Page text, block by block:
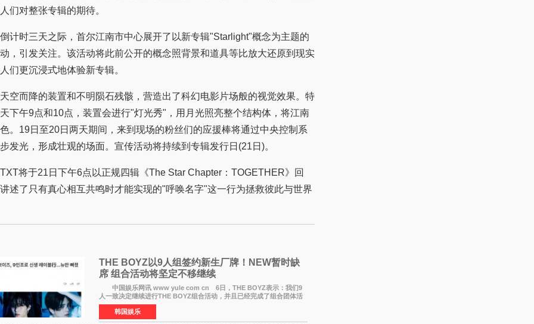
们对整张专辑的期待。
时三天之际，首尔江南市中心展开了以新专辑"Starlight"概念为主题的
，引发关注。该活动将此前公开的概念照背景和道具等比放大还原到现实
们更沉浸式地体验新专辑。
降的装置和不明陨石残骸，营造出了科幻电影片场般的视觉效果。特
下午9点和10点，装置会进行"灯光秀"，用月光照亮整个结构体，将江南
。19日至20日两天期间，来到现场的粉丝们的应援棒将通过中央控制系
发光，形成壮观的场面。宣传活动将持续到专辑发行日(21日)。
于21日下午6点以正规四辑《The Star Chapter：TOGETHER》回
述了只有真心相互共鸣时才能实现的"呼唤名字"这一行为拯救彼此与世界
THE BOYZ以9人组签约新生厂牌！NEW暂时缺
席 组合活动将坚定不移继续
中国娱乐网讯 www yule com cn 6日，THE BOYZ表示：我们9
人一致决定继续进行THE BOYZ组合活动，并且已经完成了组合团体活
动签约。目前正在新生厂牌下进行活动准备。尚未离开THE BOYZ原所
韩国娱乐